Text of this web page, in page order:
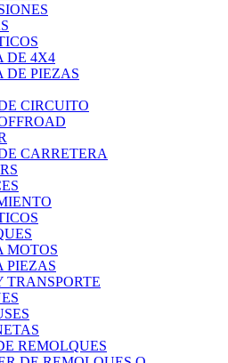
DE 4X4
DE PIEZAS
CIRCUITO
CARRETERA
MOTOS
PIEZAS
TRANSPORTE
REMOLQUES